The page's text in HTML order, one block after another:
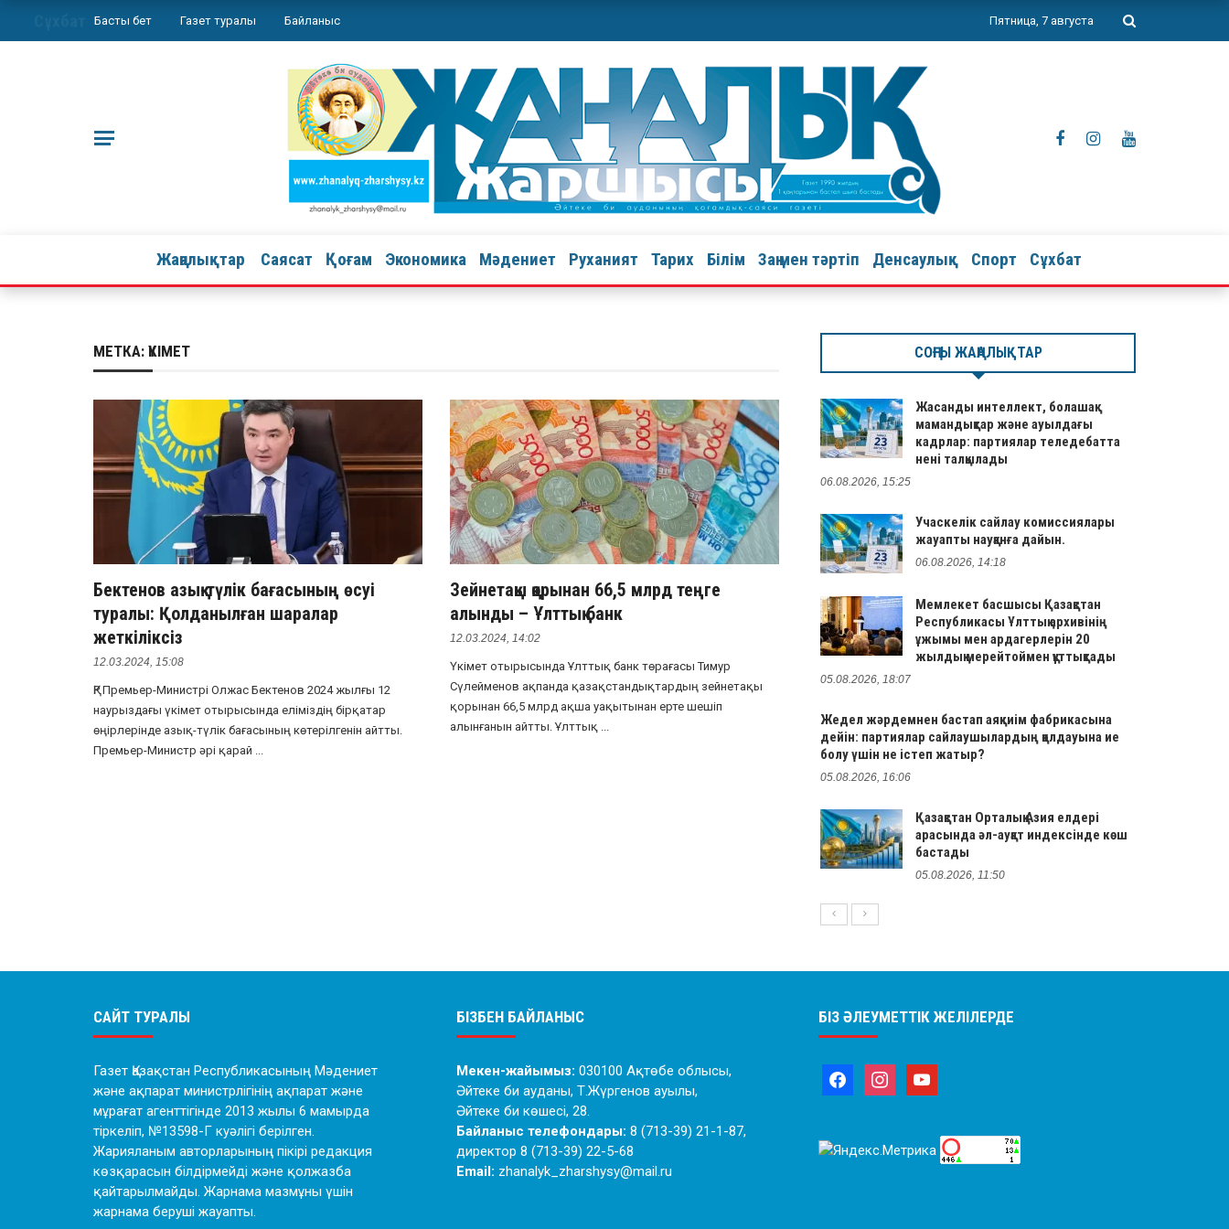
Басты бет Газет туралы Байланыс Пятница, 7 августа
Жаңалықтар Саясат Қоғам Экономика Мәдениет Руханият Тарих Білім Заң мен тәртіп Денсаулық Спорт Сұхбат
МЕТКА: ҮКІМЕТ
Бектенов азық-түлік бағасының өсуі
туралы: Қолданылған шаралар
жеткіліксіз
12.03.2024, 15:08
ҚР Премьер-Министрі Олжас Бектенов 2024 жылғы 12
наурыздағы үкімет отырысында еліміздің бірқатар
өңірлерінде азық-түлік бағасының көтерілгенін айтты.
Премьер-Министр әрі қарай ...
Зейнетақы қорынан 66,5 млрд теңге
алынды – Ұлттық банк
12.03.2024, 14:02
Үкімет отырысында Ұлттық банк төрағасы Тимур
Сүлейменов ақпанда қазақстандықтардың зейнетақы
қорынан 66,5 млрд ақша уақытынан ерте шешіп
алынғанын айтты. Ұлттық ...
СОҢҒЫ ЖАҢАЛЫҚТАР
Жасанды интеллект, болашақ
мамандықтар және ауылдағы
кадрлар: партиялар теледебатта
нені талқылады
06.08.2026, 15:25
Учаскелік сайлау комиссиялары
жауапты науқанға дайын.
06.08.2026, 14:18
Мемлекет басшысы Қазақстан
Республикасы Ұлттық архивінің
ұжымы мен ардагерлерін 20
жылдық мерейтоймен құттықтады
05.08.2026, 18:07
Жедел жәрдемнен бастап аяқкиім фабрикасына
дейін: партиялар сайлаушылардың қолдауына ие
болу үшін не істеп жатыр?
05.08.2026, 16:06
Қазақстан Орталық Азия елдері
арасында әл-ауқат индексінде көш
бастады
05.08.2026, 11:50
САЙТ ТУРАЛЫ
Газет Қазақстан Республикасының Мәдениет
және ақпарат министрлігінің ақпарат және
мұрағат агенттігінде 2013 жылы 6 мамырда
тіркеліп, №13598-Г куәлігі берілген.
Жарияланым авторларының пікірі редакция
көзқарасын білдірмейді және қолжазба
қайтарылмайды. Жарнама мазмұны үшін
жарнама беруші жауапты.
БІЗБЕН БАЙЛАНЫС
Мекен-жайымыз: 030100 Ақтөбе облысы,
Әйтеке би ауданы, Т.Жүргенов ауылы,
Әйтеке би көшесі, 28.
Байланыс телефондары: 8 (713-39) 21-1-87,
директор 8 (713-39) 22-5-68
Email: zhanalyk_zharshysy@mail.ru
БІЗ ӘЛЕУМЕТТІК ЖЕЛІЛЕРДЕ